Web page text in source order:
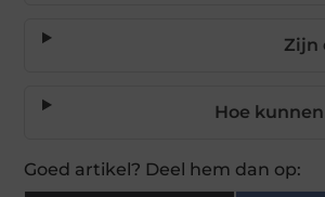
Zijn
Hoe
Goed artikel? Deel hem dan op: